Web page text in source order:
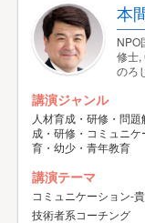
本
NPO
修士
のろ
講演ジャンル
人材育成・研修・問
成・研修・コミュニ
育・幼少・青年教育
講演テーマ
コミュニケーション-
技術者系コーチング